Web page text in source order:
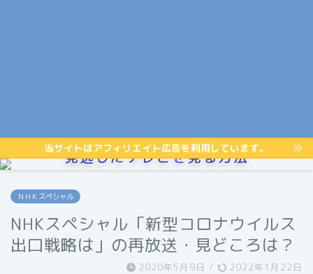
当サイトはアフィリエイト広告を利用しています。
見逃したテレビを見る方法
ＮＨＫスペシャル
NHKスペシャル「新型コロナウイルス
出口戦略は」の再放送・見どころは？
2020年5月9日 / 2022年1月22日